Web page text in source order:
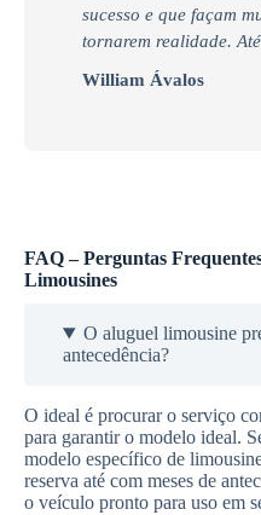
sucesso e que façam
tornarem realidade.
William Ávalos
FAQ – Perguntas
Limousines
O aluguel limousine
antecedência?
O ideal é procurar o serviço
para garantir o modelo ideal.
modelo específico de
reserva até com meses de
o veículo pronto para uso em